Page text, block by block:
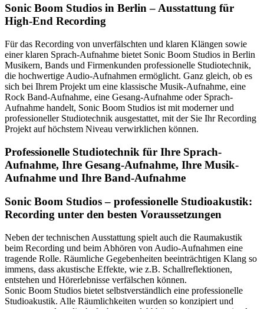
Sonic Boom Studios in Berlin – Ausstattung für
High-End Recording
Für das Recording von unverfälschten und klaren Klängen sowie
einer klaren Sprach-Aufnahme bietet Sonic Boom Studios in Berlin
Musikern, Bands und Firmenkunden professionelle Studiotechnik,
die hochwertige Audio-Aufnahmen ermöglicht. Ganz gleich, ob es
sich bei Ihrem Projekt um eine klassische Musik-Aufnahme, eine
Rock Band-Aufnahme, eine Gesang-Aufnahme oder Sprach-
Aufnahme handelt, Sonic Boom Studios ist mit moderner und
professioneller Studiotechnik ausgestattet, mit der Sie Ihr Recording
Projekt auf höchstem Niveau verwirklichen können.
Professionelle Studiotechnik für Ihre Sprach-
Aufnahme, Ihre Gesang-Aufnahme, Ihre Musik-
Aufnahme und Ihre Band-Aufnahme
Sonic Boom Studios – professionelle Studioakustik:
Recording unter den besten Voraussetzungen
Neben der technischen Ausstattung spielt auch die Raumakustik
beim Recording und beim Abhören von Audio-Aufnahmen eine
tragende Rolle. Räumliche Gegebenheiten beeinträchtigen Klang so
immens, dass akustische Effekte, wie z.B. Schallreflektionen,
entstehen und Hörerlebnisse verfälschen können.
Sonic Boom Studios bietet selbstverständlich eine professionelle
Studioakustik. Alle Räumlichkeiten wurden so konzipiert und